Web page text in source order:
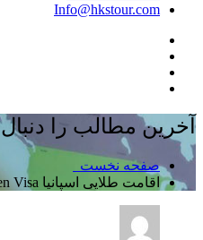
Info@hkstour.com
آخرین مطالب را دنبال
صفحه نخست
اقامت طلايى اسپانيا Golden Visa